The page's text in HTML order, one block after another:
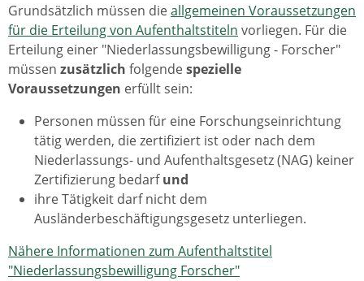
Grundsätzlich müssen dieallgemeinen Voraussetzungen
für die Erteilung von Aufenthaltstiteln vorliegen. Für die
Erteilung einer "Niederlassungsbewilligung - Forscher"
müssen zusätzlich folgendespezielle
Voraussetzungen erfüllt sein:
Personen müssen für eine Forschungseinrichtung
tätig werden, die zertifiziert ist oder nach dem
Niederlassungs- und Aufenthaltsgesetz (NAG) keiner
Zertifizierung bedarfund
ihre Tätigkeit darf nicht dem
Ausländerbeschäftigungsgesetz unterliegen.
Nähere Informationen zum Aufenthaltstitel
"Niederlassungsbewilligung Forscher"